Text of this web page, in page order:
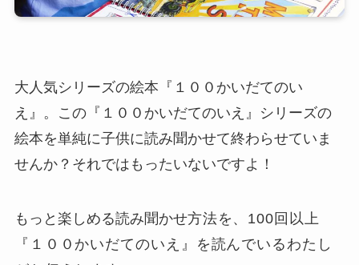
大人気シリーズの絵本『１００かいだてのい
え』。この『１００かいだてのいえ』シリーズの
絵本を単純に子供に読み聞かせて終わらせていま
せんか？それではもったいないですよ！
もっと楽しめる読み聞かせ方法を、100回以上
『１００かいだてのいえ』を読んでいるわたし